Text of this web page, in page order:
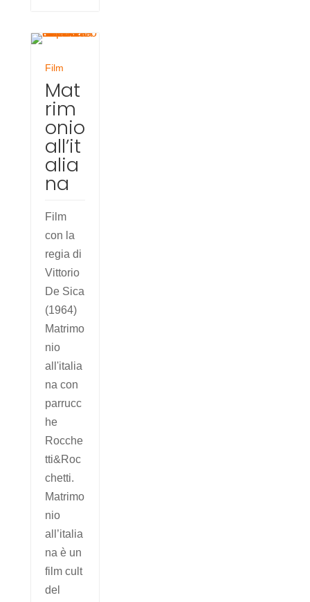
Film
Mat
rim
onio
all’it
alia
na
Film
con la
regia di
Vittorio
De Sica
(1964)
Matrimo
nio
all'italia
na con
parrucc
he
Rocche
tti&Roc
chetti.
Matrimo
nio
all’italia
na è un
film cult
del